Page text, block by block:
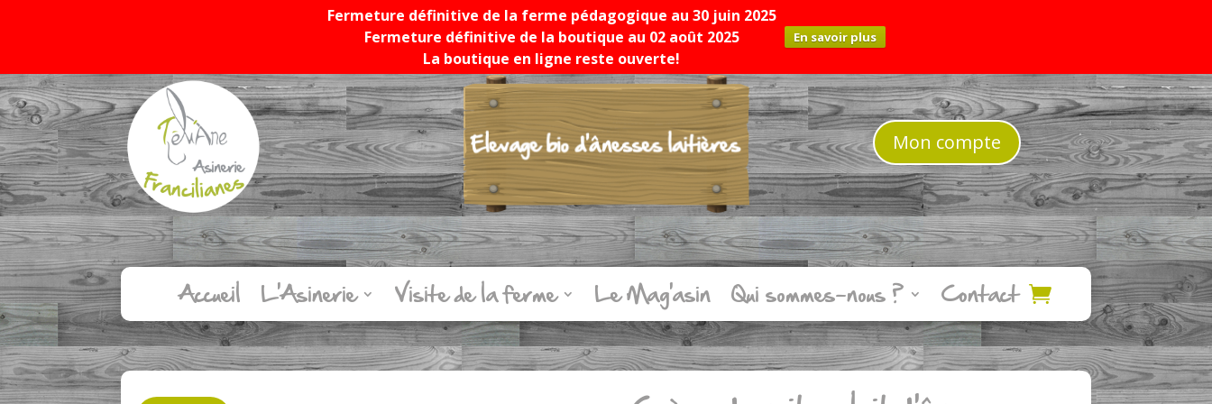
Fermeture définitive de la ferme pédagogique au 30 juin 2025
Fermeture définitive de la boutique au 02 août 2025
La boutique en ligne reste ouverte!
En savoir plus
Mon compte
Accueil L’Asinerie Visite de la ferme Le Mag’asin Qui sommes-nous ? Contact